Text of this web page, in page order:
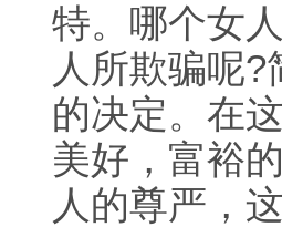
特。哪个女
人所欺骗呢
的决定。在
美好，富裕
人的尊严，